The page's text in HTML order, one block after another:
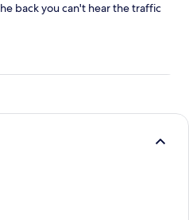
back you can't hear the traffic